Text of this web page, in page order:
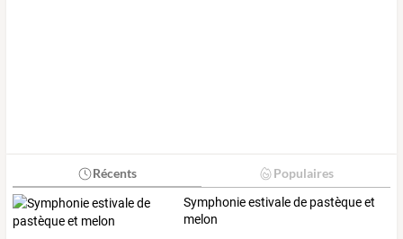
Récents Populaires
Symphonie estivale de pastèque et
melon